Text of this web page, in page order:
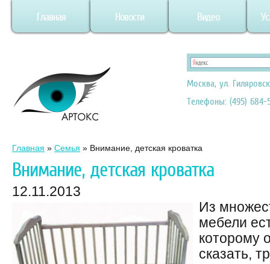
Главная Новости Видео
Москва, ул.
Телефоны: (495) 684-
Главная » Семья » Внимание, детская кроватка
Внимание, детская кроватка
12.11.2013
Из
мебели
которому
сказать,